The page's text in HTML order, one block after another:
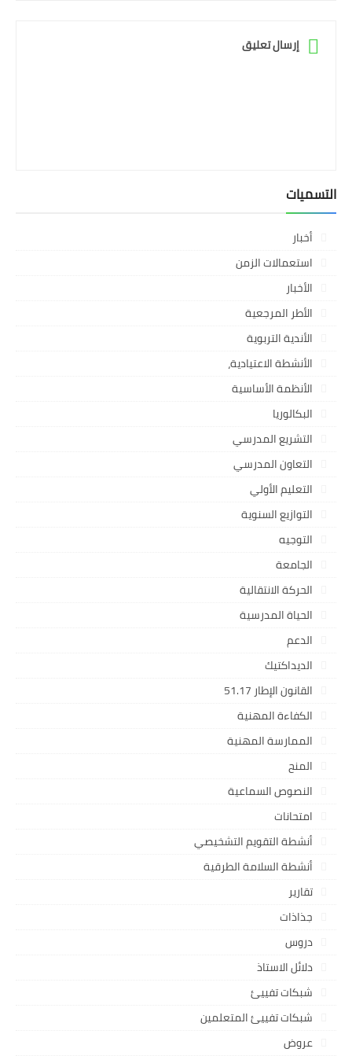
إرسال تعليق
التسميات
أخبار
استعمالات الزمن
الأخبار
الأطر المرجعية
الأندية التربوية
الأنشطة الاعتيادية،
الأنظمة الأساسية
البكالوريا
التشريع المدرسي
التعاون المدرسي
التعليم الأولي
التوازيع السنوية
التوجيه
الجامعة
الحركة الانتقالية
الحياة المدرسية
الدعم
الديداكتيك
القانون الإطار 51.17
الكفاءة المهنية
الممارسة المهنية
المنح
النصوص السماعية
امتحانات
أنشطة التقويم التشخيصي
أنشطة السلامة الطرقية
تقارير
جذاذات
دروس
دلائل الاستاذ
شبكات تفييئ
شبكات تفييئ المتعلمين
عروض